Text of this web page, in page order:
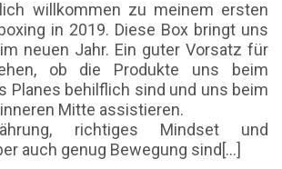
willkommen zu meinem ersten
in 2019. Diese Box bringt uns
im neuen Jahr. Ein guter Vorsatz für
ob die Produkte uns beim
Planes behilflich sind und uns beim
Mitte assistieren.
richtiges Mindset und
auch genug Bewegung sind[…]